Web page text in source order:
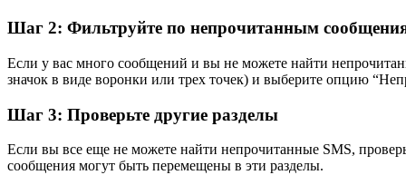
Шаг 2: Фильтруйте по непрочитанным
Если у вас много сообщений и вы не можете найти
значок в виде воронки или трех точек) и выберите опцию
Шаг 3: Проверьте другие разделы
Если вы все еще не можете найти непрочитанные SMS,
сообщения могут быть перемещены в эти разделы.